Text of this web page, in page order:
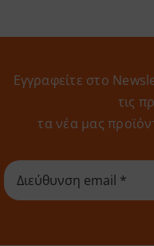
Εγγραφείτε στο
τις
τα νέα μας